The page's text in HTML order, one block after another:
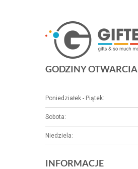
GODZINY OTWARCIA
Poniedziałek - Piątek:
Sobota:
Niedziela:
INFORMACJE